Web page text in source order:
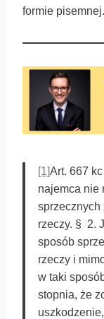
formie pisemnej.
[1]Art. 667
najemca nie
sprzecznych
rzeczy. § 2.
sposób
rzeczy i
w taki
stopnia, że